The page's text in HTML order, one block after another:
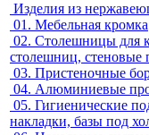
Изделия из
01. Мебельная кромка
02. Столешницы для
столешниц, стеновые
03. Пристеночные
04. Алюминиевые
05. Гигиенические
накладки, базы под